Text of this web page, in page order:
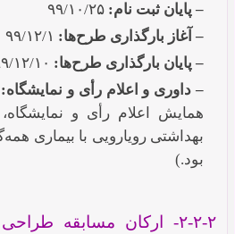
– پایان ثبت نام:
– آغاز بارگذاری طرح‌ها:
– پایان بارگذاری طرح‌ها: ۹۹/۱۲/
– داوری و اعلام رأی و نمایشگاه:
همایش اعلام رأی و
بهداشتی رویارویی با بیماری
بود.)
۲-۲-۲- ارکان مسابقه